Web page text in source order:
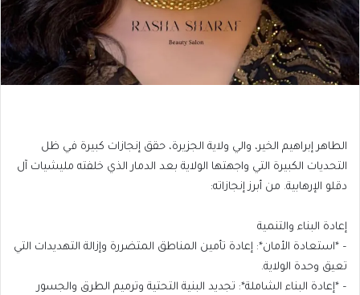
الطاهر إبراهيم الخير، والي ولاية الجزيرة، حقق إنجازات كبيرة في ظل
التحديات الكبيرة التي واجهتها الولاية بعد الدمار الذي خلفته مليشيات آل
دقلو الإرهابية. من أبرز إنجازاته:
إعادة البناء والتنمية
– *استعادة الأمان*: إعادة تأمين المناطق المتضررة وإزالة التهديدات التي
تعيق وحدة الولاية.
– *إعادة البناء الشاملة*: تجديد البنية التحتية وترميم الطرق والجسور